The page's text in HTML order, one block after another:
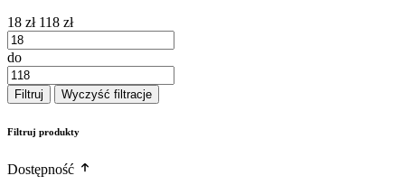
18 zł 118 zł
do
Filtruj Wyczyść filtracje
Filtruj produkty
Dostępność